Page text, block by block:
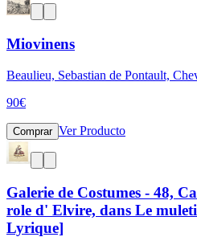
Miovinens
Beaulieu, Sebastian de Pontault,
90€
Comprar Ver Producto
Galerie de Costumes - 48,
role d' Elvire, dans Le
Lyrique]